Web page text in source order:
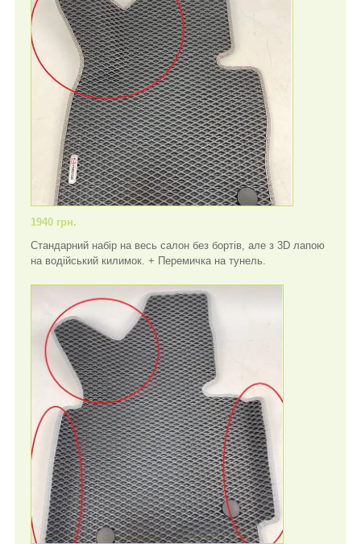
1940 грн.
Стандарний набір на весь салон без бортів, але з 3D лапою
на водійський килимок. + Перемичка на тунель.